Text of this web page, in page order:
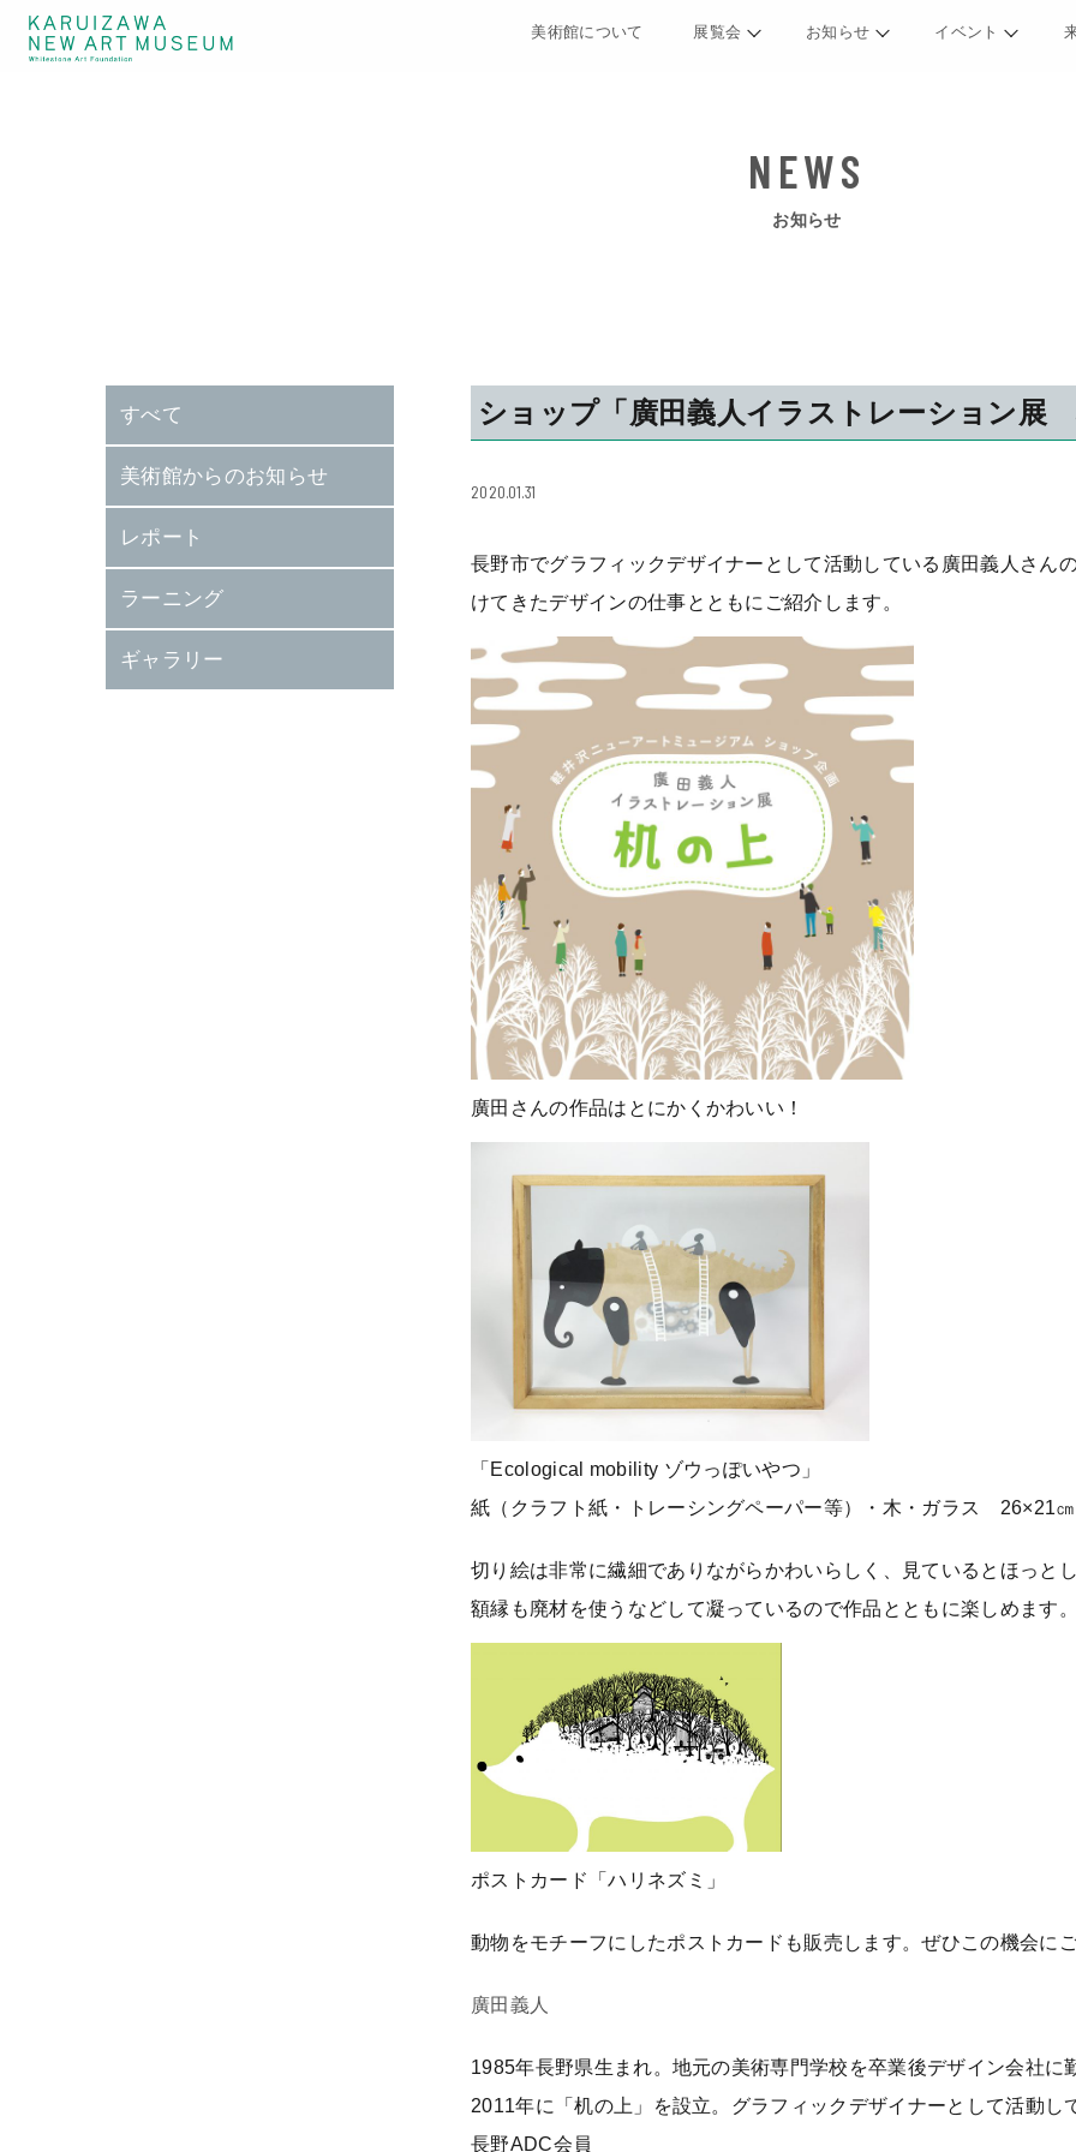
美術館について 展覧会 お知らせ イベント
お知らせ
すべて
美術館からのお知らせ
レポート
ラーニング
ギャラリー
ショップ「廣田義人イラストレーション展
2020.01.31
長野市でグラフィックデザイナーとして活動している廣田義人さん
けてきたデザインの仕事とともにご紹介します。
廣田さんの作品はとにかくかわいい！
「Ecological mobility ゾウっぽいやつ」
紙（クラフト紙・トレーシングペーパー等）・木・ガラス 26×21㎝
切り絵は非常に繊細でありながらかわいらしく、見ているとほっと
額縁も廃材を使うなどして凝っているので作品とともに楽しめます。
ポストカード「ハリネズミ」
動物をモチーフにしたポストカードも販売します。ぜひこの機会にご
廣田義人
1985年長野県生まれ。地元の美術専門学校を卒業後デザイン会社に
2011年に「机の上」を設立。グラフィックデザイナーとして活動し
長野ADC会員